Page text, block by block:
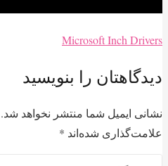
Microsoft Inch Drivers
دیدگاهتان را بنویسید
نشانی ایمیل شما منتشر نخواهد شد.
علامت‌گذاری شده‌اند *